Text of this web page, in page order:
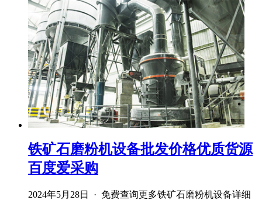
铁矿石磨粉机设备批发价格优质货源
百度爱采购
2024年5月28日 · 免费查询更多铁矿石磨粉机设备详细